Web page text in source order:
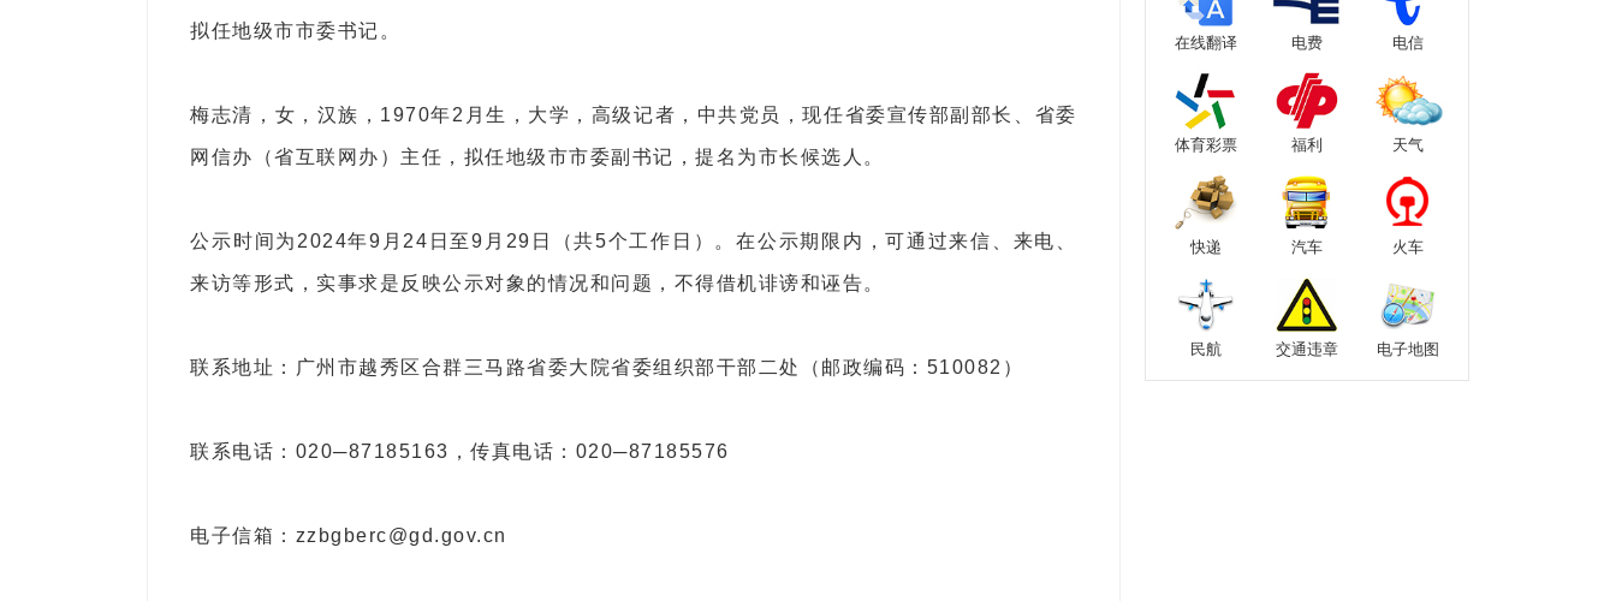
拟任地级市市委书记。
梅志清，女，汉族，1970年2月生，大学，高级记者，中共党员，现任省委宣传部副部长、省委
网信办（省互联网办）主任，拟任地级市市委副书记，提名为市长候选人。
公示时间为2024年9月24日至9月29日（共5个工作日）。在公示期限内，可通过来信、来电、
来访等形式，实事求是反映公示对象的情况和问题，不得借机诽谤和诬告。
联系地址：广州市越秀区合群三马路省委大院省委组织部干部二处（邮政编码：510082）
联系电话：020─87185163，传真电话：020─87185576
电子信箱：zzbgberc@gd.gov.cn
在线翻译 电费 电信
体育彩票 福利 天气
快递 汽车 火车
民航 交通违章 电子地图